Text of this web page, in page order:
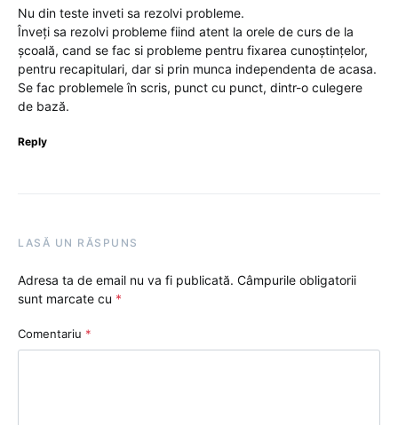
Nu din teste inveti sa rezolvi probleme.
Înveți sa rezolvi probleme fiind atent la orele de curs de la
școală, cand se fac si probleme pentru fixarea cunoștințelor,
pentru recapitulari, dar si prin munca independenta de acasa.
Se fac problemele în scris, punct cu punct, dintr-o culegere
de bază.
Reply
LASĂ UN RĂSPUNS
Adresa ta de email nu va fi publicată. Câmpurile obligatorii
sunt marcate cu *
Comentariu *